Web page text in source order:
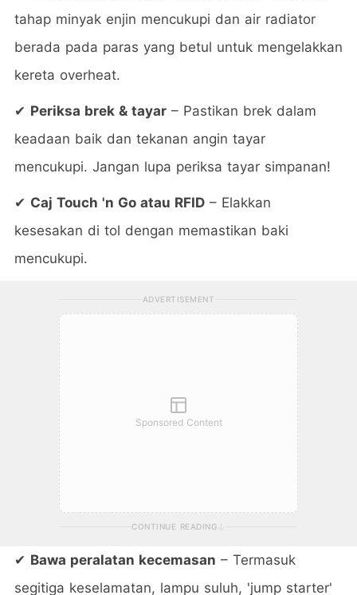
tahap minyak enjin mencukupi dan air radiator
berada pada paras yang betul untuk mengelakkan
kereta overheat.
✔ Periksa brek & tayar – Pastikan brek dalam
keadaan baik dan tekanan angin tayar
mencukupi. Jangan lupa periksa tayar simpanan!
✔ Caj Touch 'n Go atau RFID – Elakkan
kesesakan di tol dengan memastikan baki
mencukupi.
ADVERTISEMENT
Sponsored Content
CONTINUE READING
✔ Bawa peralatan kecemasan – Termasuk
segitiga keselamatan, lampu suluh, 'jump starter'